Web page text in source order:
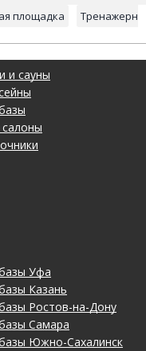
площадка
и сауны
Уфа
Казань
Ростов-на-Дону
Самара
Южно-Сахалинск